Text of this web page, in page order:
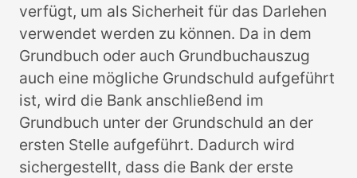
verfügt, um als Sicherheit für das Darlehen
verwendet werden zu können. Da in dem
Grundbuch oder auch Grundbuchauszug
auch eine mögliche Grundschuld aufgeführt
ist, wird die Bank anschließend im
Grundbuch unter der Grundschuld an der
ersten Stelle aufgeführt. Dadurch wird
sichergestellt, dass die Bank der erste